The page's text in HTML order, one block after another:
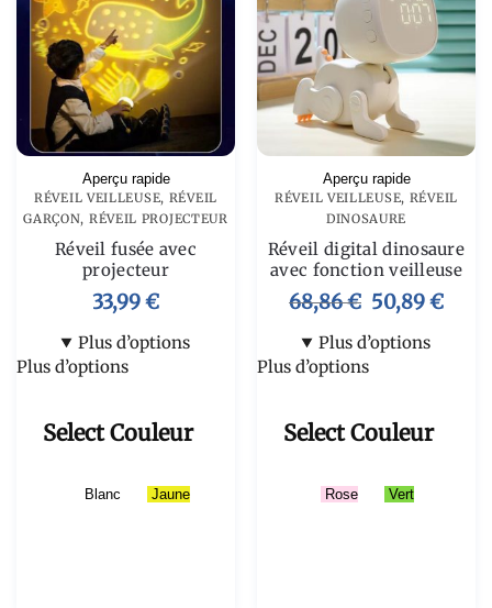
Aperçu rapide
RÉVEIL VEILLEUSE, RÉVEIL
GARÇON, RÉVEIL PROJECTEUR
Réveil fusée avec
projecteur
33,99€
Plus d’options
Plus d’options
Select Couleur
Blanc Jaune
Aperçu rapide
RÉVEIL VEILLEUSE, RÉVEIL
DINOSAURE
Réveil digital dinosaure
avec fonction veilleuse
68,86€ 50,89€
Plus d’options
Plus d’options
Select Couleur
Rose Vert